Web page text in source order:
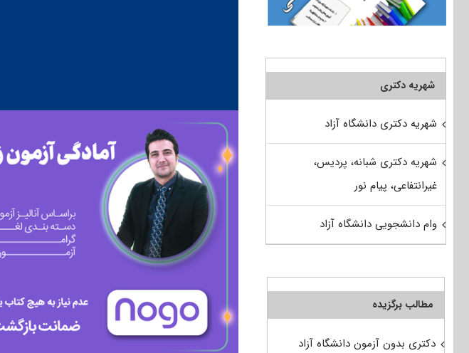
شهریه دکتری
شهریه دکتری دانشگاه آزاد
شهریه دکتری شبانه، پردیس،
غیرانتفاعی، پیام نور
وام دانشجویی دانشگاه آزاد
مطالب برگزیده
دکتری بدون آزمون دانشگاه آزاد